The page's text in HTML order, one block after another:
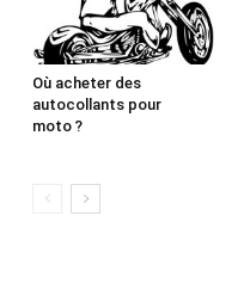
Où acheter des
autocollants pour
moto ?